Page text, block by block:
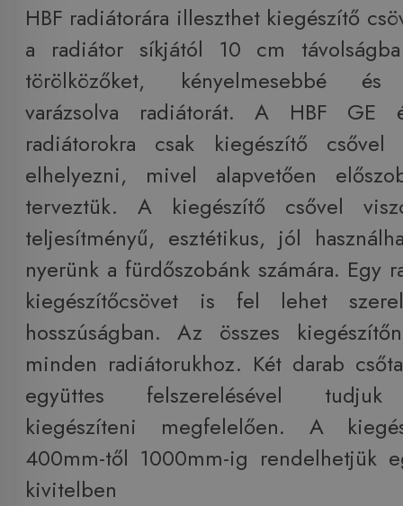
HBF radiátorára illeszthet kiegészítő
a radiátor síkjától 10 cm
törölközőket, kényelmesebbé és
varázsolva radiátorát. A HBF GE
radiátorokra csak kiegészítő
elhelyezni, mivel alapvetően
terveztük. A kiegészítő csővel
teljesítményű, esztétikus, jól
nyerünk a fürdőszobánk számára. Egy
kiegészítőcsövet is fel lehet
hosszúságban. Az összes
minden radiátorukhoz. Két darab
együttes felszerelésével tudjuk
kiegészíteni megfelelően. A
400mm-től 1000mm-ig rendelhetjük
kivitelben